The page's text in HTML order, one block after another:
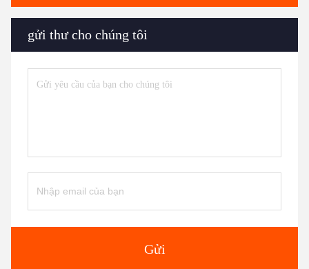
gửi thư cho chúng tôi
Gửi